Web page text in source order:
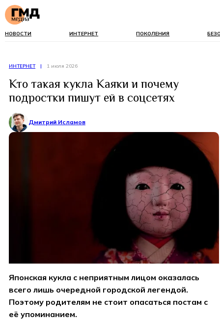
НОВОСТИ ИНТЕРНЕТ ПОКОЛЕНИЯ
ИНТЕРНЕТ | 1 июля 2026
Кто такая кукла Каяки и почему
подростки пишут ей в соцсетях
Дмитрий Исламов
Японская кукла с неприятным лицом оказалась
всего лишь очередной городской легендой.
Поэтому родителям не стоит опасаться постам с
её упоминанием.